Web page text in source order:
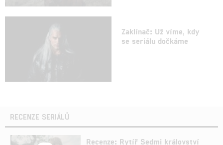
Zaklínač: Už víme, kdy
se seriálu dočkáme
RECENZE SERIÁLŮ
Recenze: Rytíř Sedmi království